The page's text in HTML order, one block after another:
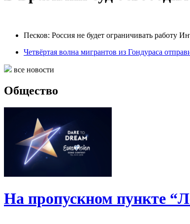
Песков: Россия не будет ограничивать работу
Четвёртая волна мигрантов из Гондураса
все новости
Общество
На пропускном пункте